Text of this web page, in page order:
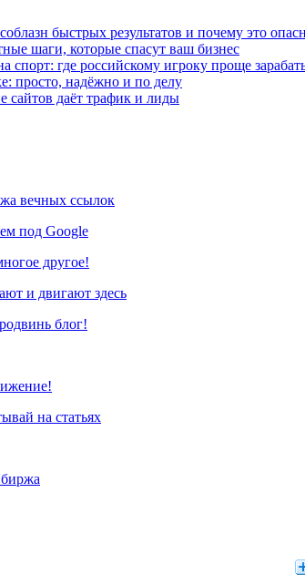
быстрых результатов и почему это
шаги, которые спасут ваш бизнес
спорт: где российскому игроку проще
просто, надёжно и по делу
сайтов даёт трафик и лиды
вечных ссылок
под Google
другое!
и двигают здесь
блог!
на статьях